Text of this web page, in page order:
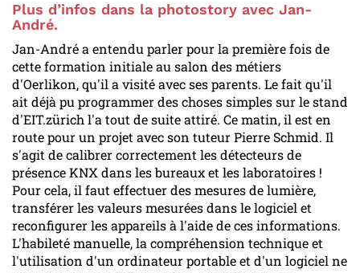
Plus d’infos dans la photostory avec Jan-
André.
Jan-André a entendu parler pour la première fois de
cette formation initiale au salon des métiers
d'Oerlikon, qu'il a visité avec ses parents. Le fait qu'il
ait déjà pu programmer des choses simples sur le stand
d'EIT.zürich l'a tout de suite attiré. Ce matin, il est en
route pour un projet avec son tuteur Pierre Schmid. Il
s'agit de calibrer correctement les détecteurs de
présence KNX dans les bureaux et les laboratoires !
Pour cela, il faut effectuer des mesures de lumière,
transférer les valeurs mesurées dans le logiciel et
reconfigurer les appareils à l'aide de ces informations.
L'habileté manuelle, la compréhension technique et
l'utilisation d'un ordinateur portable et d'un logiciel ne